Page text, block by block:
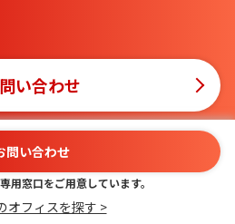
問い合わせ
用窓口をご用意しています。
オフィスを探す >
い合わせ
相談エリア